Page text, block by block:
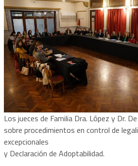
Los jueces de Familia Dra. López y Dr.
sobre procedimientos en control de
excepcionales
y Declaración de Adoptabilidad.